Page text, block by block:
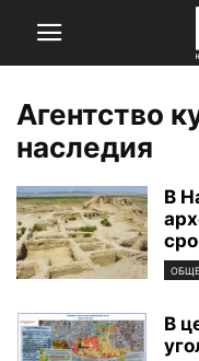
Агентство
наследия
В
В